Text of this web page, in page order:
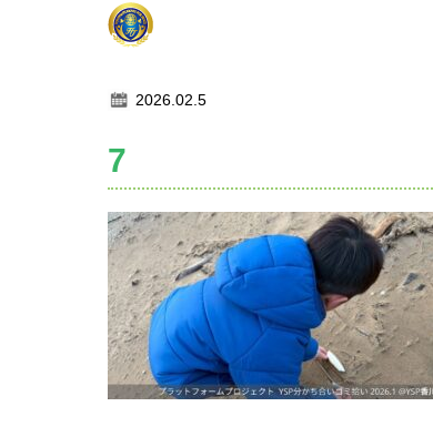
ホーム
2026.02.5
7